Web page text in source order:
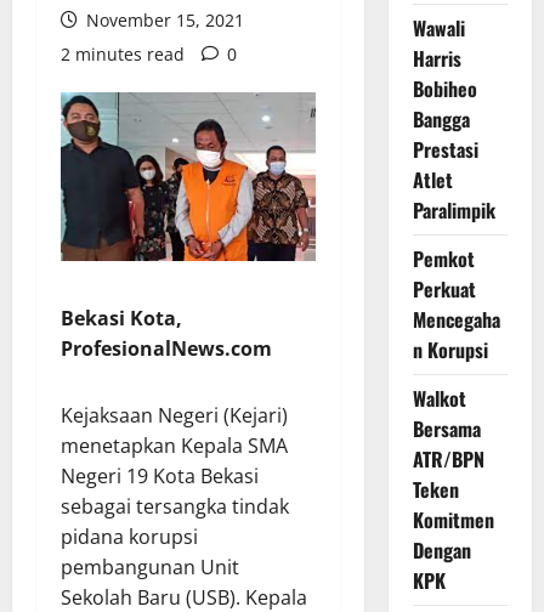
November 15, 2021
2 minutes read
0
Bekasi Kota,
ProfesionalNews.com
Kejaksaan Negeri (Kejari)
menetapkan Kepala SMA
Negeri 19 Kota Bekasi
sebagai tersangka tindak
pidana korupsi
pembangunan Unit
Sekolah Baru (USB). Kepala
Wawali
Harris
Bobiheo
Bangga
Prestasi
Atlet
Paralimpik
Pemkot
Perkuat
Mencegaha
n Korupsi
Walkot
Bersama
ATR/BPN
Teken
Komitmen
Dengan
KPK